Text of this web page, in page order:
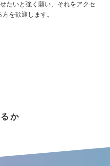
たいと強く願い、それをアクセ
を歓迎します。
か